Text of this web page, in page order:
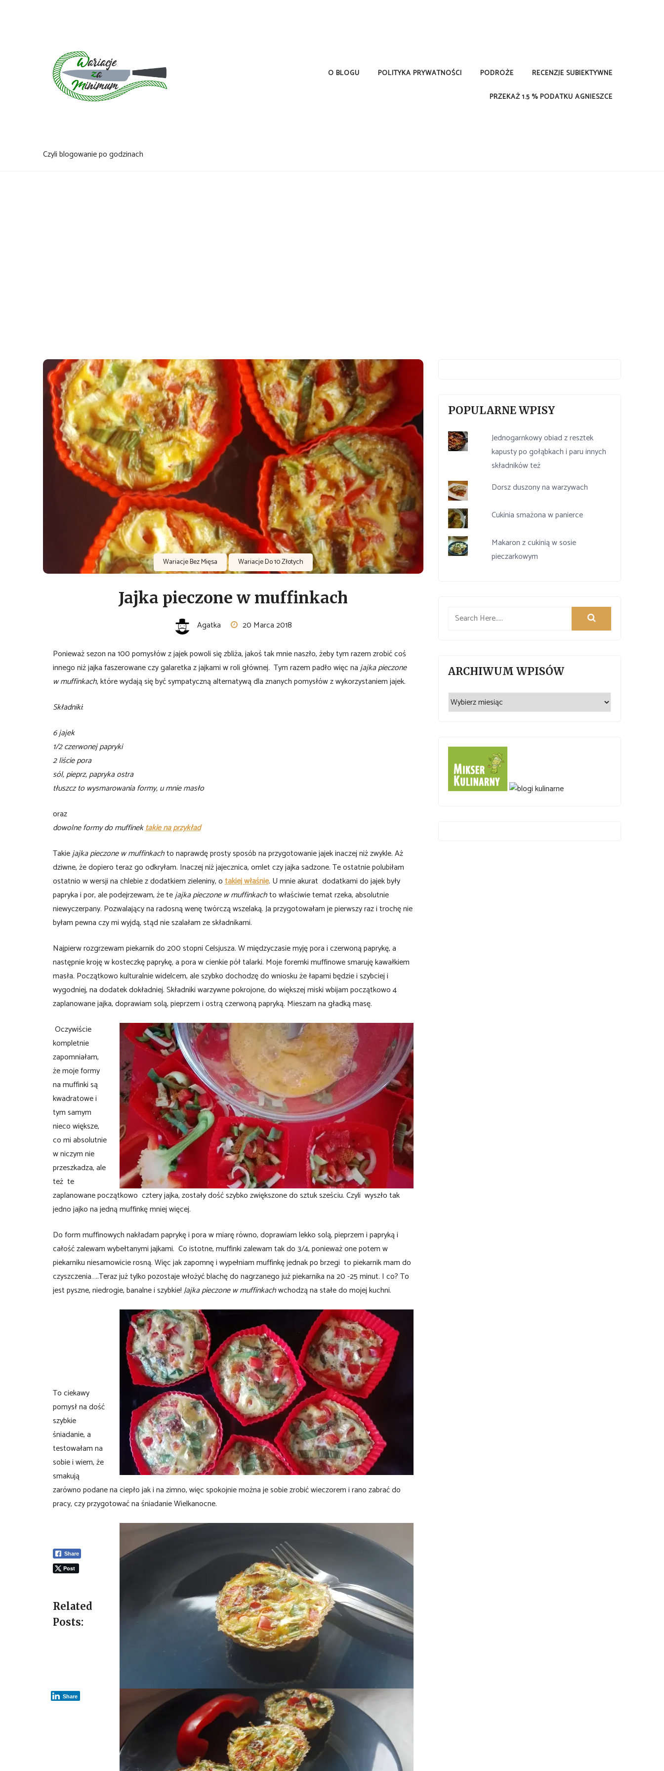
Czyli blogowanie po godzinach
O BLOGU POLITYKA PRYWATNOŚCI PODRÓŻE RECENZJE SUBIEKTYWNE
PRZEKAŻ 1.5 % PODATKU AGNIESZCE
Wariacje Bez Mięsa Wariacje Do 10 Złotych
Jajka pieczone w muffinkach
Agatka 20 Marca 2018
Ponieważ sezon na 100 pomysłów z jajek powoli się zbliża, jakoś tak mnie naszło, żeby tym razem zrobić coś
innego niż jajka faszerowane czy galaretka z jajkami w roli głównej. Tym razem padło więc najajka pieczone
w muffinkach, które wydają się być sympatyczną alternatywą dla znanych pomysłów z wykorzystaniem jajek.
Składniki:
6 jajek
1/2 czerwonej papryki
2 liście pora
sól, pieprz, papryka ostra
tłuszcz to wysmarowania formy, u mnie masło
oraz
dowolne formy do muffinektakie na przykład
Takiejajka pieczone w muffinkachto naprawdę prosty sposób na przygotowanie jajek inaczej niż zwykle. Aż
dziwne, że dopiero teraz go odkryłam. Inaczej niż jajecznica, omlet czy jajka sadzone. Te ostatnie polubiłam
ostatnio w wersji na chlebie z dodatkiem zieleniny, otakiej właśnie. U mnie akurat dodatkami do jajek były
papryka i por, ale podejrzewam, że tejajka pieczone w muffinkachto właściwie temat rzeka, absolutnie
niewyczerpany. Pozwalający na radosną wenę twórczą wszelaką. Ja przygotowałam je pierwszy raz i trochę nie
byłam pewna czy mi wyjdą, stąd nie szalałam ze składnikami.
Najpierw rozgrzewam piekarnik do 200 stopni Celsjusza. W międzyczasie myję pora i czerwoną paprykę, a
następnie kroję w kosteczkę paprykę, a pora w cienkie pół talarki. Moje foremki muffinowe smaruję kawałkiem
masła. Początkowo kulturalnie widelcem, ale szybko dochodzę do wniosku że łapami będzie i szybciej i
wygodniej, na dodatek dokładniej. Składniki warzywne pokrojone, do większej miski wbijam początkowo 4
zaplanowane jajka, doprawiam solą, pieprzem i ostrą czerwoną papryką. Mieszam na gładką masę.
Oczywiście
kompletnie
zapomniałam,
że moje formy
na muffinki są
kwadratowe i
tym samym
nieco większe,
co mi absolutnie
w niczym nie
przeszkadza, ale
też te
zaplanowane początkowo cztery jajka, zostały dość szybko zwiększone do sztuk sześciu. Czyli wyszło tak
jedno jajko na jedną muffinkę mniej więcej.
Do form muffinowych nakładam paprykę i pora w miarę równo, doprawiam lekko solą, pieprzem i papryką i
całość zalewam wybełtanymi jajkami. Co istotne, muffinki zalewam tak do 3/4, ponieważ one potem w
piekarniku niesamowicie rosną. Więc jak zapomnę i wypełniam muffinkę jednak po brzegi to piekarnik mam do
czyszczenia…..Teraz już tylko pozostaje włożyć blachę do nagrzanego już piekarnika na 20 -25 minut. I co? To
jest pyszne, niedrogie, banalne i szybkie!Jajka pieczone w muffinkachwchodzą na stałe do mojej kuchni.
To ciekawy
pomysł na dość
szybkie
śniadanie, a
testowałam na
sobie i wiem, że
smakują
zarówno podane na ciepło jak i na zimno, więc spokojnie można je sobie zrobić wieczorem i rano zabrać do
pracy, czy przygotować na śniadanie Wielkanocne.
Share
Post
Share
Related
Posts:
POPULARNE WPISY
Jednogarnkowy obiad z resztek
kapusty po gołąbkach i paru innych
składników też
Dorsz duszony na warzywach
Cukinia smażona w panierce
Makaron z cukinią w sosie
pieczarkowym
ARCHIWUM WPISÓW
Archiwum
wpisów